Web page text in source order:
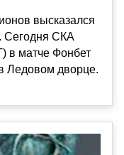
высказался
Сегодня СКА
в матче Фонбет
Ледовом дворце.